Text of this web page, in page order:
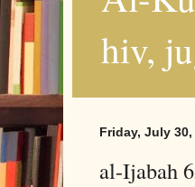
hiv,
Friday, July 30,
al-Ijabah